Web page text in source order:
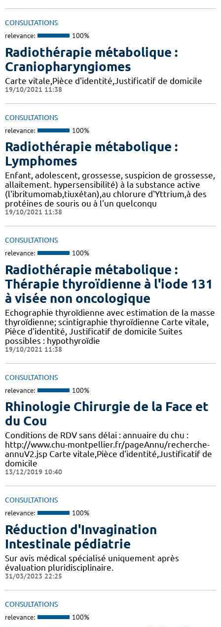
CONSULTATIONS
relevance: 100%
Radiothérapie métabolique :
Craniopharyngiomes
Carte vitale,Pièce d'identité,Justificatif de domicile
19/10/2021 11:38
CONSULTATIONS
relevance: 100%
Radiothérapie métabolique :
Lymphomes
Enfant, adolescent, grossesse, suspicion de grossesse,
allaitement. hypersensibilité) à la substance active
(l'ibritumomab,tiuxétan),au chlorure d'Yttrium,à des
protéines de souris ou à l'un quelconqu
19/10/2021 11:38
CONSULTATIONS
relevance: 100%
Radiothérapie métabolique :
Thérapie thyroïdienne à l'iode 131
à visée non oncologique
Echographie thyroïdienne avec estimation de la masse
thyroïdienne; scintigraphie thyroïdienne Carte vitale,
Pièce d'identité, Justificatif de domicile Suites
possibles : hypothyroïdie
19/10/2021 11:38
CONSULTATIONS
relevance: 100%
Rhinologie Chirurgie de la Face et
du Cou
Conditions de RDV sans délai : annuaire du chu :
http://www.chu-montpellier.fr/pageAnnu/recherche-
annuV2.jsp Carte vitale,Pièce d'identité,Justificatif de
domicile
13/12/2019 10:40
CONSULTATIONS
relevance: 100%
Réduction d'Invagination
Intestinale pédiatrie
Sur avis médical spécialisé uniquement après
évaluation pluridisciplinaire.
31/03/2023 22:25
CONSULTATIONS
relevance: 100%